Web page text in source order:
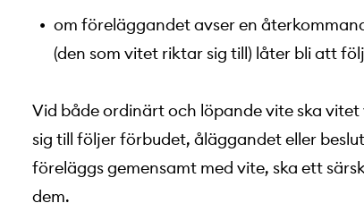
om föreläggandet avser en
(den som vitet riktar sig till) låter bli att
Vid både ordinärt och löpande vite ska
sig till följer förbudet, åläggandet eller
föreläggs gemensamt med vite, ska ett
dem.